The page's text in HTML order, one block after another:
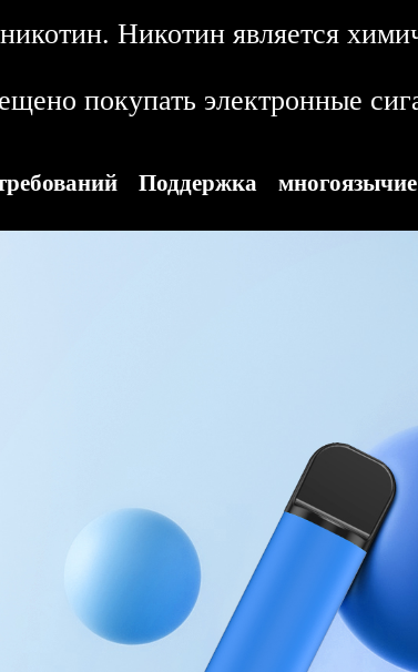
Никотин является
покупать электронные
Поддержка многоязычие